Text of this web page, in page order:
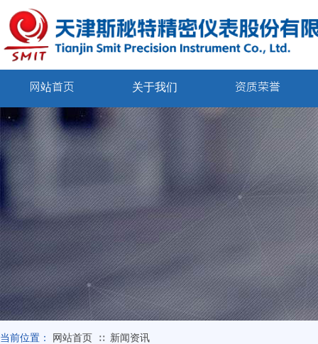
当前位置： 网站首页 ∷ 新闻资讯
网站首页 关于我们 资质荣誉